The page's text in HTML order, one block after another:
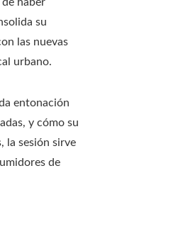
su
las nuevas
urbano.
entonación
y cómo su
la sesión sirve
de